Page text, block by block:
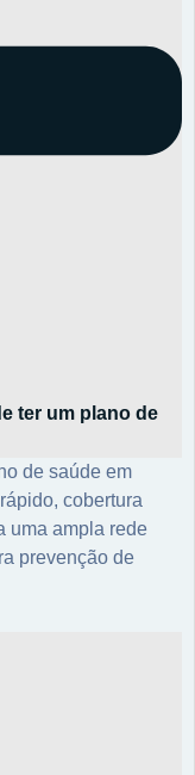
ter um plano de
de saúde em
cobertura
uma ampla rede
prevenção de